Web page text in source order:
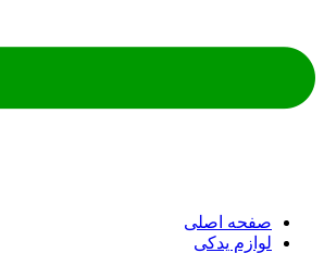
اصلی
یدکی